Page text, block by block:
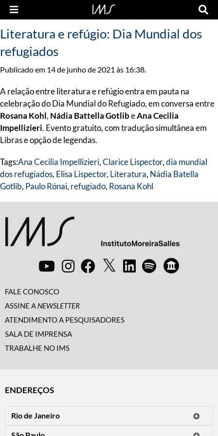
Literatura e refúgio: Dia Mundial dos
refugiados
Publicado em 14 de junho de 2021 às 16:38.
A relação entre literatura e refúgio entra em pauta na
celebração do Dia Mundial do Refugiado, em conversa entre
Rosana Kohl, Nádia Battella GotlibeAna Cecilia
Impellizieri. Evento gratuito, com tradução simultânea em
Libras e opção de legendas.
Tags:Ana Cecilia Impellizieri,Clarice Lispector,dia mundial
dos refugiados, Elisa Lispector, Literatura, Nádia Batella
Gotlib, Paulo Rónai, refugiado, Rosana Kohl
FALE CONOSCO
ASSINE A NEWSLETTER
ATENDIMENTO A PESQUISADORES
SALA DE IMPRENSA
TRABALHE NO IMS
ENDEREÇOS
Rio de Janeiro